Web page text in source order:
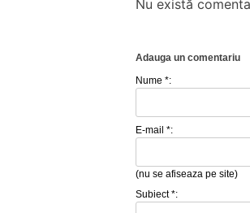
Nu există
Adauga un comentariu
Nume *:
E-mail *:
(nu se afiseaza pe site)
Subiect *: